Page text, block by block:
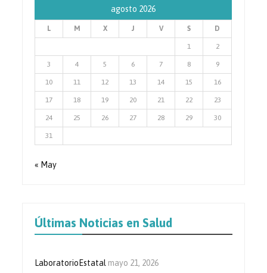
agosto 2026
L M X J V S D
1 2
3 4 5 6 7 8 9
10 11 12 13 14 15 16
17 18 19 20 21 22 23
24 25 26 27 28 29 30
31
« May
Últimas Noticias en Salud
LaboratorioEstatal mayo 21, 2026